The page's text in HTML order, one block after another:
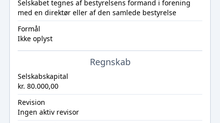
Selskabet tegnes af bestyrelsens formand i forening
med en direktør eller af den samlede bestyrelse
Formål
Ikke oplyst
Regnskab
Selskabskapital
kr. 80.000,00
Revision
Ingen aktiv revisor